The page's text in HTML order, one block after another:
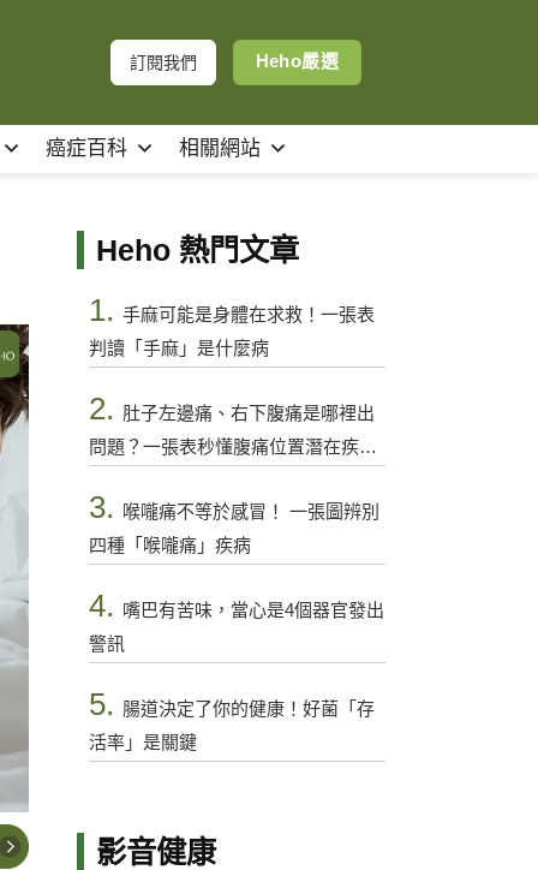
訂閱我們 Heho嚴選
癌症百科 相關網站
Heho 熱門文章
1. 手麻可能是身體在求救！一張表
判讀「手麻」是什麼病
2. 肚子左邊痛、右下腹痛是哪裡出
問題？一張表秒懂腹痛位置潛在疾病
3.
喉嚨痛不等於感冒！ 一張圖辨別
四種「喉嚨痛」疾病
4. 嘴巴有苦味，當心是4個器官發出
警訊
5. 腸道決定了你的健康！好菌「存
活率」是關鍵
影音健康